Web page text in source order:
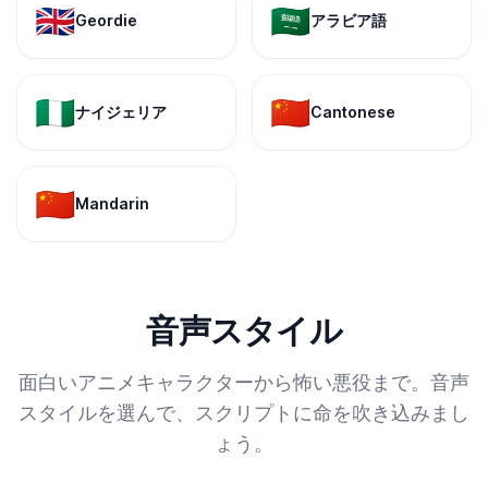
🇬🇧Geordie 🇸🇦アラビア語
🇳🇬ナイジェリア 🇨🇳Cantonese
🇨🇳Mandarin
音声スタイル
面白いアニメキャラクターから怖い悪役まで。音声
スタイルを選んで、スクリプトに命を吹き込みまし
ょう。